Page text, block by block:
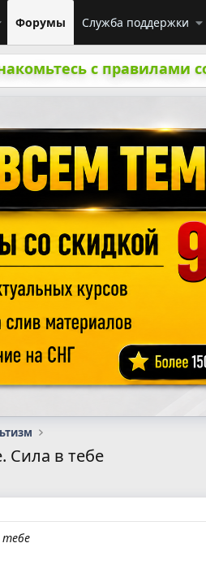
Форумы Служба поддержки
с правилами
Сила в тебе
тебе